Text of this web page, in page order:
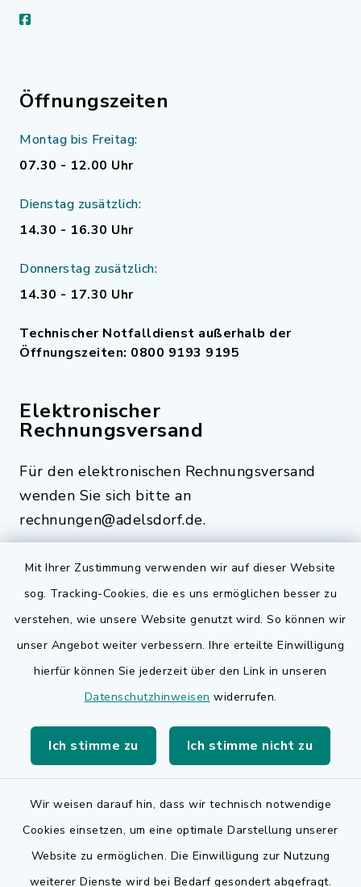
Mit Ihrer Zustimmung verwenden wir auf dieser Website
sog. Tracking-Cookies, die es uns ermöglichen besser zu
verstehen, wie unsere Website genutzt wird. So können wir
unser Angebot weiter verbessern. Ihre erteilte Einwilligung
hierfür können Sie jederzeit über den Link in unseren
Datenschutzhinweisen widerrufen.
Ich stimme zu Ich stimme nicht zu
Wir weisen darauf hin, dass wir technisch notwendige
Cookies einsetzen, um eine optimale Darstellung unserer
Website zu ermöglichen. Die Einwilligung zur Nutzung
weiterer Dienste wird bei Bedarf gesondert abgefragt.
facebook
Öffnungszeiten
Montag bis Freitag:
07.30 - 12.00 Uhr
Dienstag zusätzlich:
14.30 - 16.30 Uhr
Donnerstag zusätzlich:
14.30 - 17.30 Uhr
Technischer Notfalldienst außerhalb der
Öffnungszeiten: 0800 9193 9195
Elektronischer
Rechnungsversand
Für den elektronischen Rechnungsversand
wenden Sie sich bitte an
rechnungen@adelsdorf.de.
Quicklinks
Bauen in Adelsdorf
BayernPortal
Landkreis Erlangen-Höchstadt